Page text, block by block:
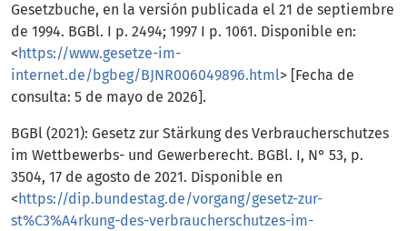
Gesetzbuche, en la versión publicada el 21 de septiembre
de 1994. BGBl. I p. 2494; 1997 I p. 1061. Disponible en:
< https://www.gesetze-im-
internet.de/bgbeg/BJNR006049896.html> [Fecha de
consulta: 5 de mayo de 2026].
BGBl (2021): Gesetz zur Stärkung des Verbraucherschutzes
im Wettbewerbs- und Gewerberecht. BGBl. I, N° 53, p.
3504, 17 de agosto de 2021. Disponible en
< https://dip.bundestag.de/vorgang/gesetz-zur-
st%C3%A4rkung-des-verbraucherschutzes-im-